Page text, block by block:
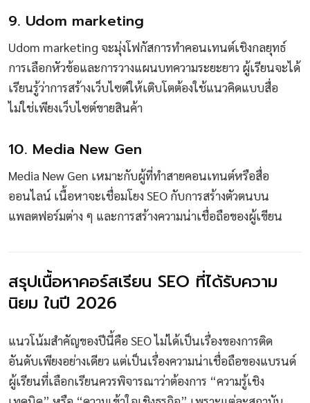
9. Udom marketing
Udom marketing จะมุ่งโฟกัสการทำคอนเทนต์เชิงกลยุทธ์
การเลือกหัวข้อและการวางแผนบทความระยะยาว ผู้เรียนจะได้
เรียนรู้ว่าการสร้างเว็บไซต์ให้เติบโตต้องใช้แนวคิดแบบสื่อ
ไม่ใช่เพียงเว็บไซต์ขายสินค้า
10. Media New Gen
Media New Gen เหมาะกับผู้ที่ทำสายคอนเทนต์หรือสื่อ
ออนไลน์ เนื้อหาจะเชื่อมโยง SEO กับการสร้างตัวตนบน
แพลตฟอร์มต่าง ๆ และการสร้างความน่าเชื่อถือของผู้เขียน
สรุปเนื้อหาคอร์สเรียน SEO ที่ได้รับความ
นิยม ในปี 2026
แนวโน้มสำคัญของปีนี้คือ SEO ไม่ได้เป็นเรื่องของการติด
อันดับเพียงอย่างเดียว แต่เป็นเรื่องความน่าเชื่อถือของแบรนด์
ผู้เรียนที่เลือกเรียนควรพิจารณาว่าต้องการ “ความรู้เชิง